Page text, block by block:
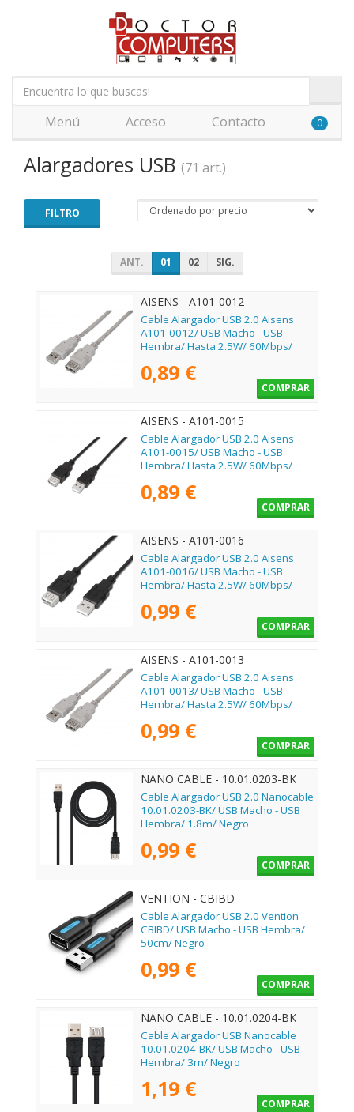
Menú Acceso Contacto 0
Alargadores USB (71 art.)
FILTRO
ANT. 01 02 SIG.
AISENS - A101-0012
Cable Alargador USB 2.0 Aisens
A101-0012/ USB Macho - USB
Hembra/ Hasta 2.5W/ 60Mbps/
0,89 €
COMPRAR
AISENS - A101-0015
Cable Alargador USB 2.0 Aisens
A101-0015/ USB Macho - USB
Hembra/ Hasta 2.5W/ 60Mbps/
0,89 €
COMPRAR
AISENS - A101-0016
Cable Alargador USB 2.0 Aisens
A101-0016/ USB Macho - USB
Hembra/ Hasta 2.5W/ 60Mbps/
0,99 €
COMPRAR
AISENS - A101-0013
Cable Alargador USB 2.0 Aisens
A101-0013/ USB Macho - USB
Hembra/ Hasta 2.5W/ 60Mbps/
0,99 €
COMPRAR
NANO CABLE - 10.01.0203-BK
Cable Alargador USB 2.0 Nanocable
10.01.0203-BK/ USB Macho - USB
Hembra/ 1.8m/ Negro
0,99 €
COMPRAR
VENTION - CBIBD
Cable Alargador USB 2.0 Vention
CBIBD/ USB Macho - USB Hembra/
50cm/ Negro
0,99 €
COMPRAR
NANO CABLE - 10.01.0204-BK
Cable Alargador USB Nanocable
10.01.0204-BK/ USB Macho - USB
Hembra/ 3m/ Negro
1,19 €
COMPRAR